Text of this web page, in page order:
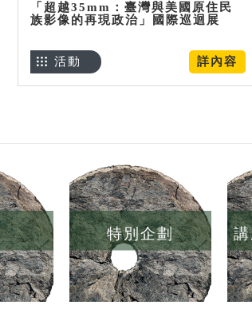
「超越35mm：臺灣與美國原住民
族影像的再現政治」國際巡迴展
詳內容
活動
特別企劃